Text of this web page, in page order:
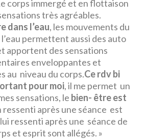
corps immergé et en flottaison
très agréables.
dans l’eau, les mouvements du
permettent aussi des auto
apportent des sensations
enveloppantes et
au niveau du corps.Ce rdv bi
pour moi, il me permet un
sensations, le bien- être est
ressenti après une séance est
ressenti après une séance de
et esprit sont allégés. »